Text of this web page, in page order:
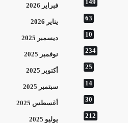
149
63
10
234
25
14
30
212
فبراير 2026
يناير 2026
ديسمبر 2025
نوفمبر 2025
أكتوبر 2025
سبتمبر 2025
أغسطس 2025
يوليو 2025